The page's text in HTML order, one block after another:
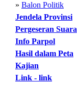
» Balon Politik
Jendela Provinsi
Pergeseran Suara
Info Parpol
Hasil dalam Peta
Kajian
Link - link